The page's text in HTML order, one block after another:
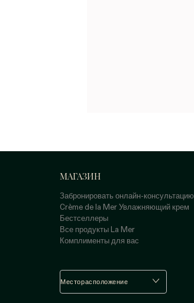
МАГАЗИН
Забронировать онлайн-консультацию
Crème de la Mer Увлажняющий крем
Бестселлеры
Все продукты La Mer
Комплименты для вас
Месторасположение